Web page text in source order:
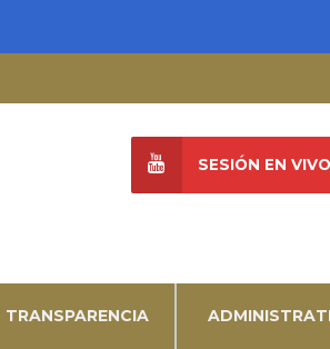
TRANSPARENCIA
SESIÓN EN VIVO